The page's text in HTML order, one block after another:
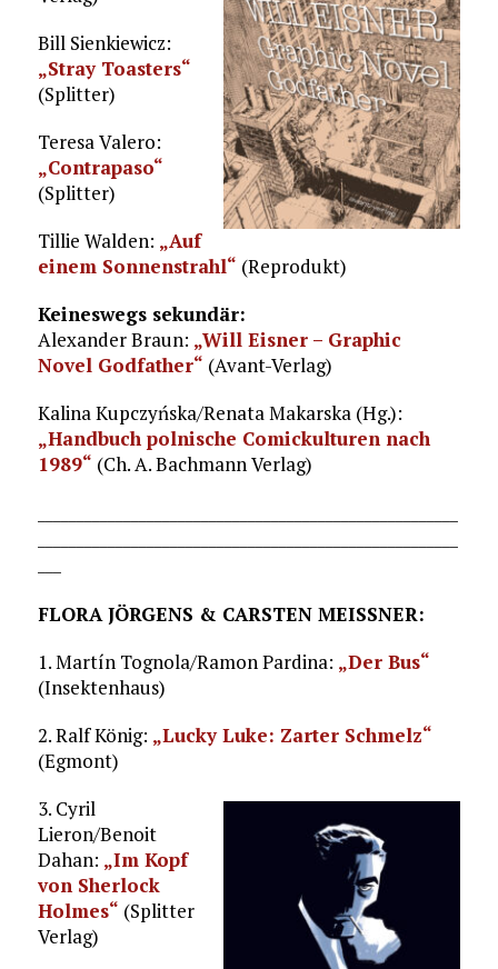
Bill Sienkiewicz:
„Stray Toasters“
(Splitter)
Teresa Valero:
„Contrapaso“
(Splitter)
Tillie Walden: „Auf
einem Sonnenstrahl“ (Reprodukt)
Keineswegs sekundär:
Alexander Braun: „Will Eisner – Graphic
Novel Godfather“ (Avant-Verlag)
Kalina Kupczyńska/Renata Makarska (Hg.):
„Handbuch polnische Comickulturen nach
1989“ (Ch. A. Bachmann Verlag)
FLORA JÖRGENS & CARSTEN MEISSNER:
1. Martín Tognola/Ramon Pardina: „Der Bus“
(Insektenhaus)
2. Ralf König: „Lucky Luke: Zarter Schmelz“
(Egmont)
3. Cyril
Lieron/Benoit
Dahan: „Im Kopf
von Sherlock
Holmes“ (Splitter
Verlag)